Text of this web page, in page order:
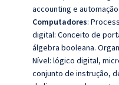
accounting e
Computadores:
digital: Conceito de
álgebra booleana.
Nível: lógico digital,
conjunto de instrução,